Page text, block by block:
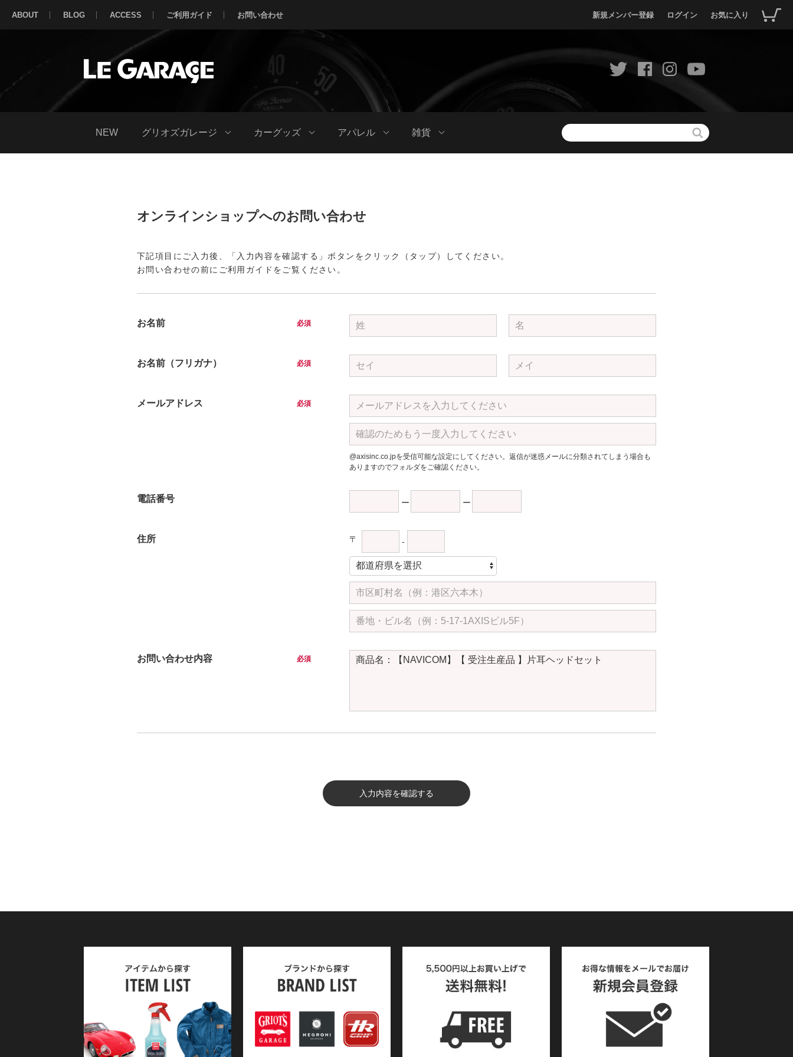
新規メンバー登録 ログイン お気に入り
ABOUT BLOG ACCESS ご利用ガイド お問い合わせ
NEW グリオズガレージ カーグッズ アパレル 雑貨
オンラインショップへのお問い合わせ
下記項目にご入力後、「入力内容を確認する」ボタンをクリック（タップ）してください。
お問い合わせの前にご利用ガイドをご覧ください。
お名前 必須
お名前（フリガナ） 必須
メールアドレス 必須
@axisinc.co.jpを受信可能な設定にしてください。返信が迷惑メールに分類されてしまう場合も
ありますのでフォルダをご確認ください。
電話番号
住所 〒 -
お問い合わせ内容 必須
入力内容を確認する